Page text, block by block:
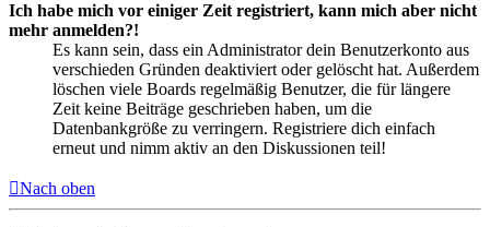
Ich habe mich vor einiger Zeit registriert, kann mich aber nicht
mehr anmelden?!
Es kann sein, dass ein Administrator dein Benutzerkonto aus
verschieden Gründen deaktiviert oder gelöscht hat. Außerdem
löschen viele Boards regelmäßig Benutzer, die für längere
Zeit keine Beiträge geschrieben haben, um die
Datenbankgröße zu verringern. Registriere dich einfach
erneut und nimm aktiv an den Diskussionen teil!
Nach oben